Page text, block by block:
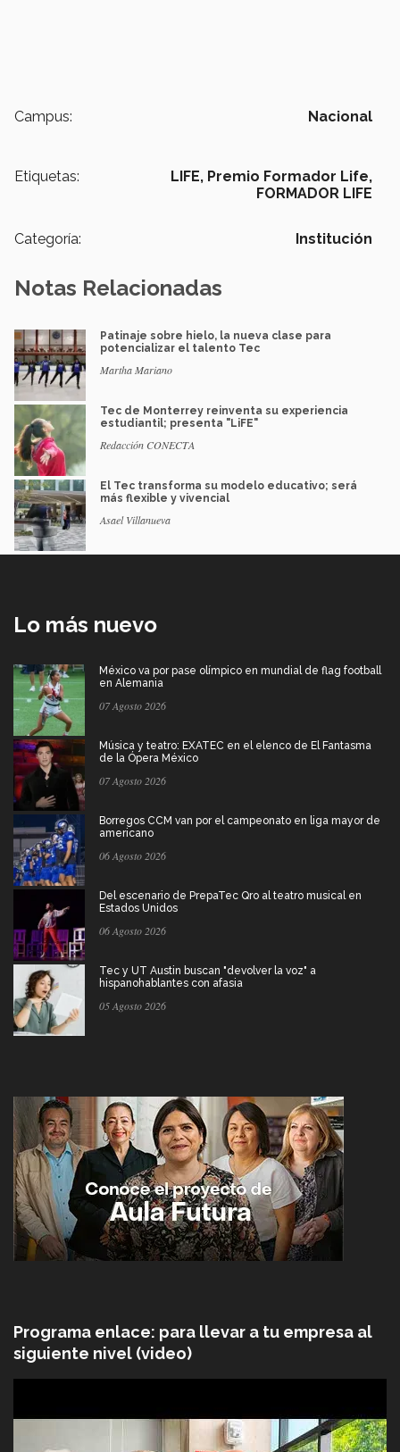
Campus: Nacional
Etiquetas: LIFE, Premio Formador Life,
FORMADOR LIFE
Categoría: Institución
Notas Relacionadas
Patinaje sobre hielo, la nueva clase para
potencializar el talento Tec
Martha Mariano
Tec de Monterrey reinventa su experiencia
estudiantil; presenta "LiFE"
Redacción CONECTA
El Tec transforma su modelo educativo; será
más flexible y vivencial
Asael Villanueva
Lo más nuevo
México va por pase olímpico en mundial de flag football
en Alemania
07 Agosto 2026
Música y teatro: EXATEC en el elenco de El Fantasma
de la Ópera México
07 Agosto 2026
Borregos CCM van por el campeonato en liga mayor de
americano
06 Agosto 2026
Del escenario de PrepaTec Qro al teatro musical en
Estados Unidos
06 Agosto 2026
Tec y UT Austin buscan "devolver la voz" a
hispanohablantes con afasia
05 Agosto 2026
Programa enlace: para llevar a tu empresa al
siguiente nivel (video)